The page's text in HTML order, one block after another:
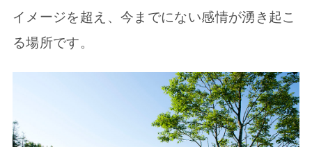
イメージを超え、今までにない感情が湧き起こ
る場所です。